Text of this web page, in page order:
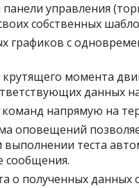
управления
собственных
графиков с
момента
данных
напрямую на
оповещений
выполнении теста
сообщения.
о полученных данных